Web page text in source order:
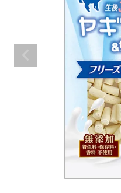
ご利用案内
ACCOUNT MENU